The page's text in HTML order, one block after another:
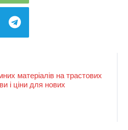
матеріалів на трастових
і ціни для нових